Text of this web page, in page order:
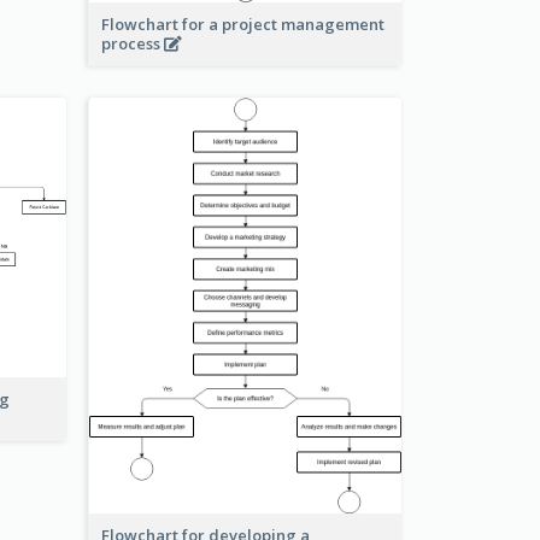
Flowchart for a project management
process
Flowchart for developing a